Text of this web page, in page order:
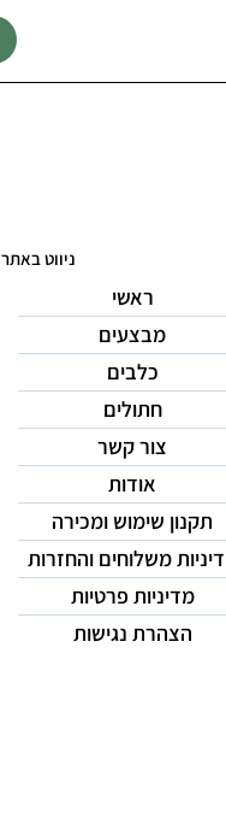
ניווט באתר
ראשי
מבצעים
כלבים
חתולים
צור קשר
אודות
תקנון שימוש ומכירה
משלוחים והחזרות
מדיניות פרטיות
הצהרת נגישות